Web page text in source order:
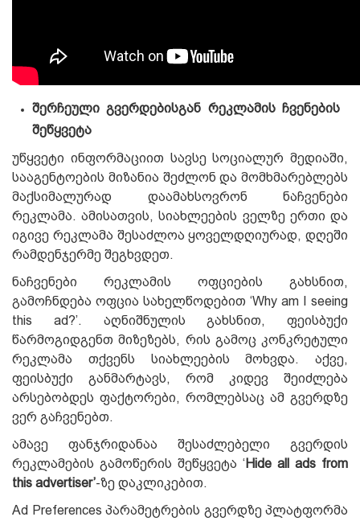
შერჩეული გვერდებისგან რეკლამის ჩვენების
შეწყვეტა
უწყვეტი ინფორმაციით სავსე სოციალურ მედიაში,
სააგენტოების მიზანია შეძლონ და მომხმარებლებს
მაქსიმალურად დაამახსოვრონ ნაჩვენები
რეკლამა. ამისათვის, სიახლეების ველზე ერთი და
იგივე რეკლამა შესაძლოა ყოველდღიურად, დღეში
რამდენჯერმე შეგხვდეთ.
ნაჩვენები რეკლამის ოფციების გახსნით,
გამოჩნდება ოფცია სახელწოდებით ‘Why am I seeing
this ad?’. აღნიშნულის გახსნით, ფეისბუქი
წარმოგიდგენთ მიზეზებს, რის გამოც კონკრეტული
რეკლამა თქვენს სიახლეების მოხვდა. აქვე,
ფეისბუქი განმარტავს, რომ კიდევ შეიძლება
არსებობდეს ფაქტორები, რომლებსაც ამ გვერდზე
ვერ გაჩვენებთ.
ამავე ფანჯრიდანაა შესაძლებელი გვერდის
რეკლამების გამოწერის შეწყვეტა ‘Hide all ads from
this advertiser’-ზე დაკლიკებით.
Ad Preferences პარამეტრების გვერდზე პლატფორმა